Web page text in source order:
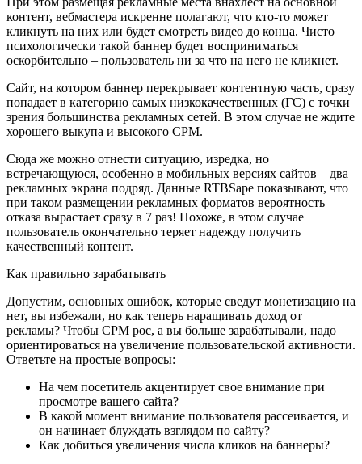
контент, вебмастера искренне полагают, что кто-то может
кликнуть на них или будет смотреть видео до конца. Чисто
психологически такой баннер будет восприниматься
оскорбительно – пользователь ни за что на него не кликнет.
Сайт, на котором баннер перекрывает контентную часть, сразу
попадает в категорию самых низкокачественных (ГС) с точки
зрения большинства рекламных сетей. В этом случае не ждите
хорошего выкупа и высокого CPM.
Сюда же можно отнести ситуацию, изредка, но
встречающуюся, особенно в мобильных версиях сайтов – два
рекламных экрана подряд. Данные RTBSape показывают, что
при таком размещении рекламных форматов вероятность
отказа вырастает сразу в 7 раз! Похоже, в этом случае
пользователь окончательно теряет надежду получить
качественный контент.
Как правильно зарабатывать
Допустим, основных ошибок, которые сведут монетизацию на
нет, вы избежали, но как теперь наращивать доход от
рекламы? Чтобы CPM рос, а вы больше зарабатывали, надо
ориентироваться на увеличение пользовательской активности.
Ответьте на простые вопросы:
На чем посетитель акцентирует свое внимание при
просмотре вашего сайта?
В какой момент внимание пользователя рассеивается, и
он начинает блуждать взглядом по сайту?
Как добиться увеличения числа кликов на баннеры?